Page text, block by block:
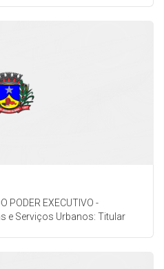
PODER EXECUTIVO -
e Serviços Urbanos: Titular